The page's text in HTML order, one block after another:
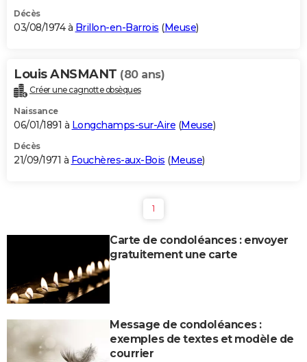
Décès
03/08/1974 à Brillon-en-Barrois (Meuse)
Louis ANSMANT (80 ans)
Créer une cagnotte obsèques
Naissance
06/01/1891 à Longchamps-sur-Aire (Meuse)
Décès
21/09/1971 à Fouchères-aux-Bois (Meuse)
1
Carte de condoléances : envoyer
gratuitement une carte
Message de condoléances :
exemples de textes et modèle de
courrier